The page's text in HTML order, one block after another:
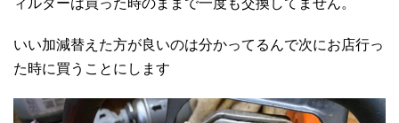
ィルターは買った時のままで一度も交換してません。
いい加減替えた方が良いのは分かってるんで次にお店行っ
た時に買うことにします